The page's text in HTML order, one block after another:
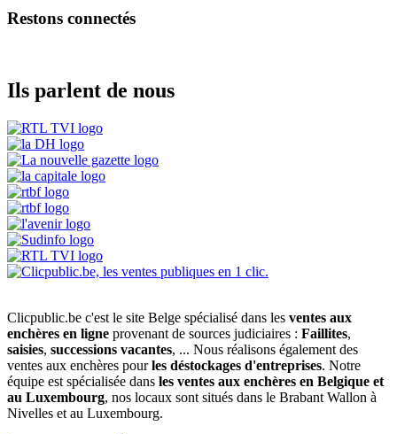
Restons connectés
Ils parlent de nous
Clicpublic.be c'est le site Belge spécialisé dans les ventes aux
enchères en ligne provenant de sources judiciaires : Faillites,
saisies, successions vacantes, ... Nous réalisons également des
ventes aux enchères pourles déstockages d'entreprises. Notre
équipe est spécialisée dans les ventes aux enchères en Belgique et
au Luxembourg, nos locaux sont situés dans le Brabant Wallon à
Nivelles et au Luxembourg.